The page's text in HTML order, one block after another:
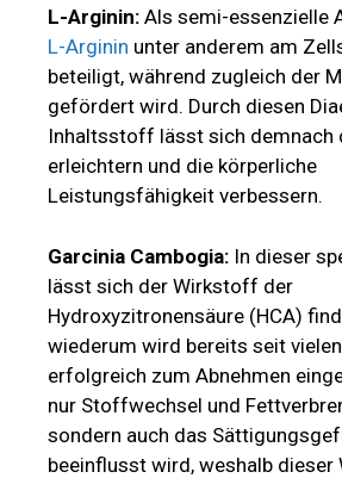
L-Arginin: Als semi-essenzielle
L-Arginin unter anderem am
beteiligt, während zugleich der
gefördert wird. Durch diesen
Inhaltsstoff lässt sich demnach
erleichtern und die körperliche
Leistungsfähigkeit verbessern.
Garcinia Cambogia: In dieser
lässt sich der Wirkstoff der
Hydroxyzitronensäure (HCA)
wiederum wird bereits seit
erfolgreich zum Abnehmen
nur Stoffwechsel und
sondern auch das
beeinflusst wird, weshalb